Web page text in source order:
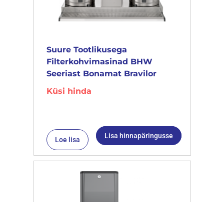
Suure Tootlikusega
Filterkohvimasinad BHW
Seeriast Bonamat Bravilor
Küsi hinda
Loe lisa Lisa hinnapäringusse